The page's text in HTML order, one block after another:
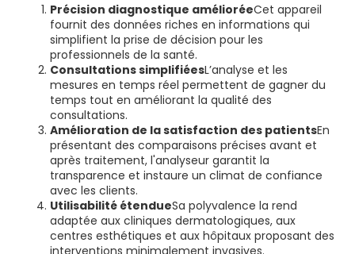
Précision diagnostique amélioréeCet appareil
fournit des données riches en informations qui
simplifient la prise de décision pour les
professionnels de la santé.
Consultations simplifiéesL’analyse et les
mesures en temps réel permettent de gagner du
temps tout en améliorant la qualité des
consultations.
Amélioration de la satisfaction des patientsEn
présentant des comparaisons précises avant et
après traitement, l'analyseur garantit la
transparence et instaure un climat de confiance
avec les clients.
Utilisabilité étendueSa polyvalence la rend
adaptée aux cliniques dermatologiques, aux
centres esthétiques et aux hôpitaux proposant des
interventions minimalement invasives.